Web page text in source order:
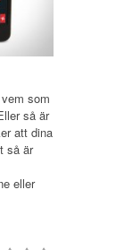
som
så är
att dina
så är
eller